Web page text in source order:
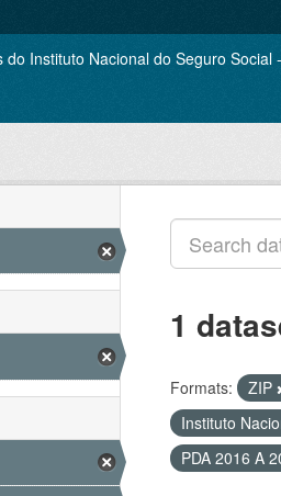
1
Formats: ZIP
Instituto
PDA 2016 A